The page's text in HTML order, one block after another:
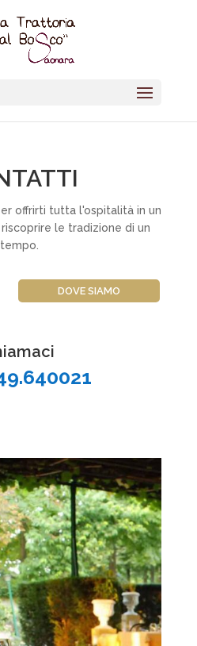
offrirti tutta l'ospitalità in un
le tradizione di un
tempo.
DOVE SIAMO